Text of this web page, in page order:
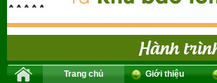
Trang chủ Giới thiệu